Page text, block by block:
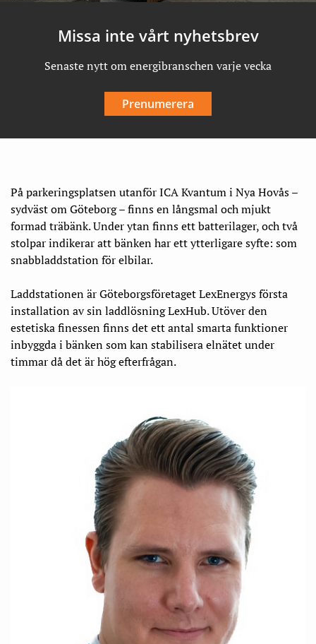
Missa inte vårt nyhetsbrev
Senaste nytt om energibranschen varje vecka
Prenumerera
På parkeringsplatsen utanför ICA Kvantum i Nya Hovås –
sydväst om Göteborg – finns en långsmal och mjukt
formad träbänk. Under ytan finns ett batterilager, och två
stolpar indikerar att bänken har ett ytterligare syfte: som
snabbladdstation för elbilar.
Laddstationen är Göteborgsföretaget LexEnergys första
installation av sin laddlösning LexHub. Utöver den
estetiska finessen finns det ett antal smarta funktioner
inbyggda i bänken som kan stabilisera elnätet under
timmar då det är hög efterfrågan.